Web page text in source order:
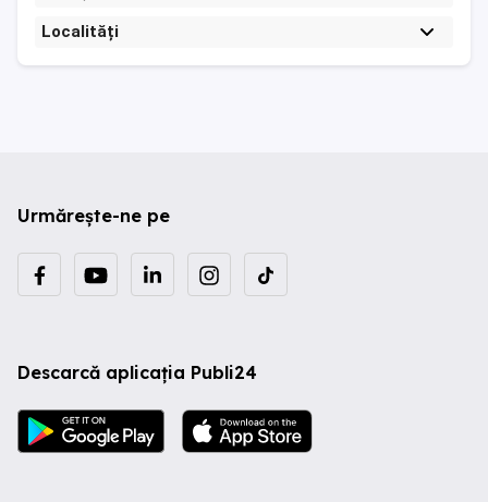
Localități
Urmărește-ne pe
Descarcă aplicația Publi24